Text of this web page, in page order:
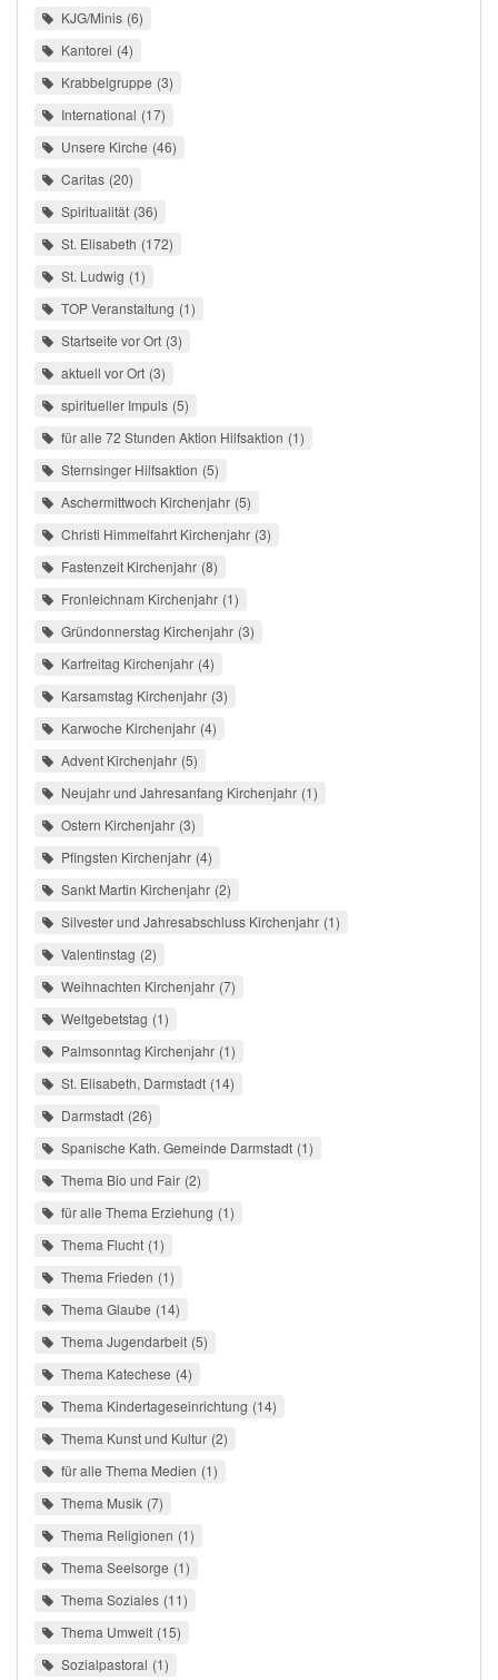
KJG/Minis 6
Kantorei 4
Krabbelgruppe 3
International 17
Unsere Kirche 46
Caritas 20
Spiritualität 36
St. Elisabeth 172
St. Ludwig 1
TOP Veranstaltung 1
Startseite vor Ort 3
aktuell vor Ort 3
spiritueller Impuls 5
für alle 72 Stunden Aktion Hilfsaktion 1
Sternsinger Hilfsaktion 5
Aschermittwoch Kirchenjahr 5
Christi Himmelfahrt Kirchenjahr 3
Fastenzeit Kirchenjahr 8
Fronleichnam Kirchenjahr 1
Gründonnerstag Kirchenjahr 3
Karfreitag Kirchenjahr 4
Karsamstag Kirchenjahr 3
Karwoche Kirchenjahr 4
Advent Kirchenjahr 5
Neujahr und Jahresanfang Kirchenjahr 1
Ostern Kirchenjahr 3
Pfingsten Kirchenjahr 4
Sankt Martin Kirchenjahr 2
Silvester und Jahresabschluss Kirchenjahr 1
Valentinstag 2
Weihnachten Kirchenjahr 7
Weltgebetstag 1
Palmsonntag Kirchenjahr 1
St. Elisabeth, Darmstadt 14
Darmstadt 26
Spanische Kath. Gemeinde Darmstadt 1
Thema Bio und Fair 2
für alle Thema Erziehung 1
Thema Flucht 1
Thema Frieden 1
Thema Glaube 14
Thema Jugendarbeit 5
Thema Katechese 4
Thema Kindertageseinrichtung 14
Thema Kunst und Kultur 2
für alle Thema Medien 1
Thema Musik 7
Thema Religionen 1
Thema Seelsorge 1
Thema Soziales 11
Thema Umwelt 15
Sozialpastoral 1